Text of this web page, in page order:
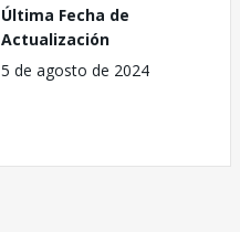
Última Fecha de
Actualización
5 de agosto de 2024